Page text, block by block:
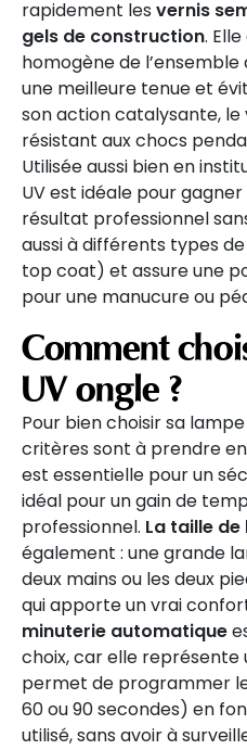
rapidement les vernis
gels de construction.
homogène de l’ensemble
une meilleure tenue et
son action catalysante,
résistant aux chocs
Utilisée aussi bien en
UV est idéale pour
résultat professionnel
aussi à différents types
top coat) et assure une
pour une manucure ou
Comment
UV ongle ?
Pour bien choisir sa
critères sont à prendre
est essentielle pour un
idéal pour un gain de
professionnel. La taille
également : une grande
deux mains ou les deux
qui apporte un vrai
minuterie automatique
choix, car elle
permet de programmer
60 ou 90 secondes) en
utilisé, sans avoir à